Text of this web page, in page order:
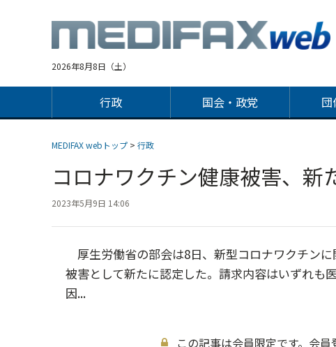
2026年8月8日（土）
行政 国会・政党 団
MEDIFAX webトップ > 行政
コロナワクチン健康被害、
2023年5月9日 14:06
厚生労働省の部会は8日、新型コロナワクチン
被害として新たに認定した。請求内容はいずれ
因...
この記事は会員限定です。会